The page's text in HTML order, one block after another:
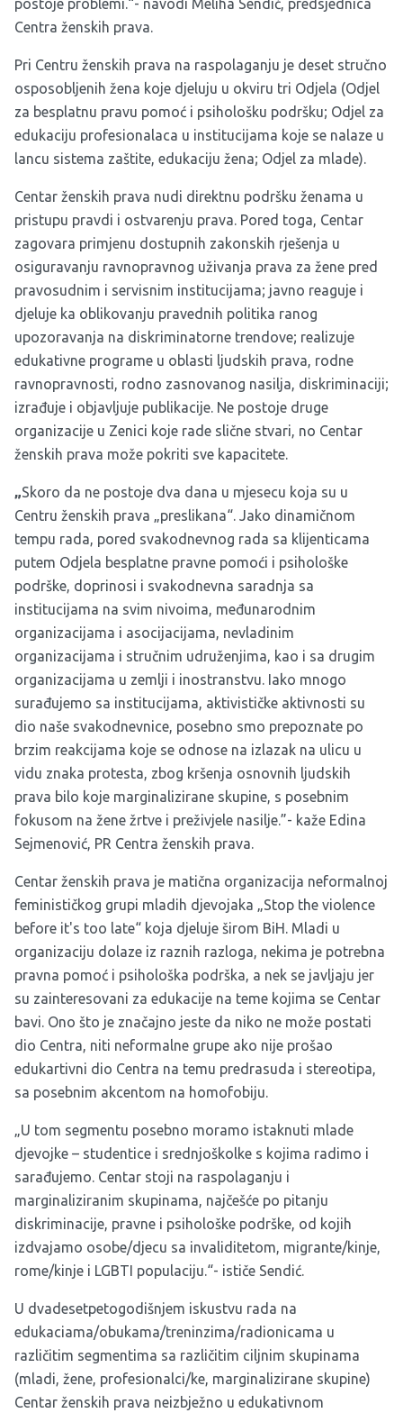
postoje problemi.“- navodi Meliha Sendić, predsjednica
Centra ženskih prava.
Pri Centru ženskih prava na raspolaganju je deset stručno
osposobljenih žena koje djeluju u okviru tri Odjela (Odjel
za besplatnu pravu pomoć i psihološku podršku; Odjel za
edukaciju profesionalaca u institucijama koje se nalaze u
lancu sistema zaštite, edukaciju žena; Odjel za mlade).
Centar ženskih prava nudi direktnu podršku ženama u
pristupu pravdi i ostvarenju prava. Pored toga, Centar
zagovara primjenu dostupnih zakonskih rješenja u
osiguravanju ravnopravnog uživanja prava za žene pred
pravosudnim i servisnim institucijama; javno reaguje i
djeluje ka oblikovanju pravednih politika ranog
upozoravanja na diskriminatorne trendove; realizuje
edukativne programe u oblasti ljudskih prava, rodne
ravnopravnosti, rodno zasnovanog nasilja, diskriminaciji;
izrađuje i objavljuje publikacije. Ne postoje druge
organizacije u Zenici koje rade slične stvari, no Centar
ženskih prava može pokriti sve kapacitete.
„Skoro da ne postoje dva dana u mjesecu koja su u
Centru ženskih prava „preslikana“. Jako dinamičnom
tempu rada, pored svakodnevnog rada sa klijenticama
putem Odjela besplatne pravne pomoći i psihološke
podrške, doprinosi i svakodnevna saradnja sa
institucijama na svim nivoima, međunarodnim
organizacijama i asocijacijama, nevladinim
organizacijama i stručnim udruženjima, kao i sa drugim
organizacijama u zemlji i inostranstvu. Iako mnogo
surađujemo sa institucijama, aktivističke aktivnosti su
dio naše svakodnevnice, posebno smo prepoznate po
brzim reakcijama koje se odnose na izlazak na ulicu u
vidu znaka protesta, zbog kršenja osnovnih ljudskih
prava bilo koje marginalizirane skupine, s posebnim
fokusom na žene žrtve i preživjele nasilje.”- kaže Edina
Sejmenović, PR Centra ženskih prava.
Centar ženskih prava je matična organizacija neformalnoj
feminističkog grupi mladih djevojaka „Stop the violence
before it's too late“ koja djeluje širom BiH. Mladi u
organizaciju dolaze iz raznih razloga, nekima je potrebna
pravna pomoć i psihološka podrška, a nek se javljaju jer
su zainteresovani za edukacije na teme kojima se Centar
bavi. Ono što je značajno jeste da niko ne može postati
dio Centra, niti neformalne grupe ako nije prošao
edukartivni dio Centra na temu predrasuda i stereotipa,
sa posebnim akcentom na homofobiju.
„U tom segmentu posebno moramo istaknuti mlade
djevojke – studentice i srednjoškolke s kojima radimo i
sarađujemo. Centar stoji na raspolaganju i
marginaliziranim skupinama, najčešće po pitanju
diskriminacije, pravne i psihološke podrške, od kojih
izdvajamo osobe/djecu sa invaliditetom, migrante/kinje,
rome/kinje i LGBTI populaciju.“- ističe Sendić.
U dvadesetpetogodišnjem iskustvu rada na
edukaciama/obukama/treninzima/radionicama u
različitim segmentima sa različitim ciljnim skupinama
(mladi, žene, profesionalci/ke, marginalizirane skupine)
Centar ženskih prava neizbježno u edukativnom